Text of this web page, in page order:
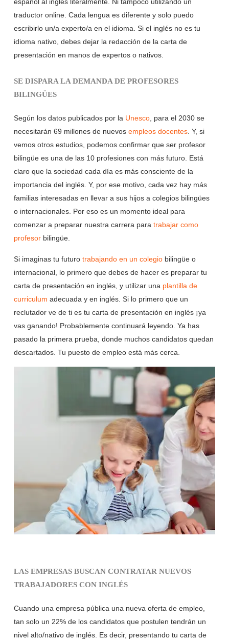
español al inglés literalmente. Ni tampoco utilizando un
traductor online. Cada lengua es diferente y solo puedo
escribirlo un/a experto/a en el idioma. Si el inglés no es tu
idioma nativo, debes dejar la redacción de la carta de
presentación en manos de expertos o nativos.
SE DISPARA LA DEMANDA DE PROFESORES
BILINGÜES
Según los datos publicados por la Unesco, para el 2030 se
necesitarán 69 millones de nuevos empleos docentes. Y, si
vemos otros estudios, podemos confirmar que ser profesor
bilingüe es una de las 10 profesiones con más futuro. Está
claro que la sociedad cada día es más consciente de la
importancia del inglés. Y, por ese motivo, cada vez hay más
familias interesadas en llevar a sus hijos a colegios bilingües
o internacionales. Por eso es un momento ideal para
comenzar a preparar nuestra carrera para trabajar como
profesorbilingüe.
Si imaginas tu futuro trabajando en un colegiobilingüe o
internacional, lo primero que debes de hacer es preparar tu
carta de presentación en inglés, y utilizar una plantilla de
curriculum adecuada y en inglés. Si lo primero que un
reclutador ve de ti es tu carta de presentación en inglés ¡ya
vas ganando! Probablemente continuará leyendo. Ya has
pasado la primera prueba, donde muchos candidatos quedan
descartados. Tu puesto de empleo está más cerca.
LAS EMPRESAS BUSCAN CONTRATAR NUEVOS
TRABAJADORES CON INGLÉS
Cuando una empresa pública una nueva oferta de empleo,
tan solo un 22% de los candidatos que postulen tendrán un
nivel alto/nativo de inglés. Es decir, presentando tu carta de